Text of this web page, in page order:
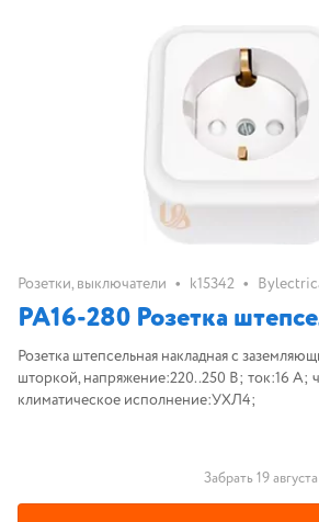
Розетки, выключатели • k15342 •
РА16-280 Розетка
Розетка штепсельная накладная с
шторкой, напряжение:220..250 В; ток:16 А;
климатическое исполнение:УХЛ4;
Забрать 19